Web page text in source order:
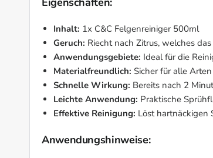
Inhalt: 1x C&C Felgenreiniger 500ml
Geruch: Riecht nach Zitrus, welches
Anwendungsgebiete: Ideal für die
Materialfreundlich: Sicher für alle
Schnelle Wirkung: Bereits nach 2
Leichte Anwendung: Praktische
Effektive Reinigung: Löst hartnäckigen
Anwendungshinweise: